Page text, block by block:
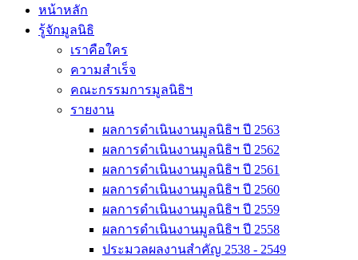
หน้าหลัก
รู้จักมูลนิธิ
เราคือใคร
ความสำเร็จ
คณะกรรมการมูลนิธิฯ
รายงาน
ผลการดำเนินงานมูลนิธิฯ ปี 2563
ผลการดำเนินงานมูลนิธิฯ ปี 2562
ผลการดำเนินงานมูลนิธิฯ ปี 2561
ผลการดำเนินงานมูลนิธิฯ ปี 2560
ผลการดำเนินงานมูลนิธิฯ ปี 2559
ผลการดำเนินงานมูลนิธิฯ ปี 2558
ประมวลผลงานสำคัญ 2538 - 2549